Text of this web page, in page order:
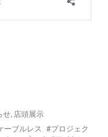
せ, 店頭展示
ーブルレス
プロジェク